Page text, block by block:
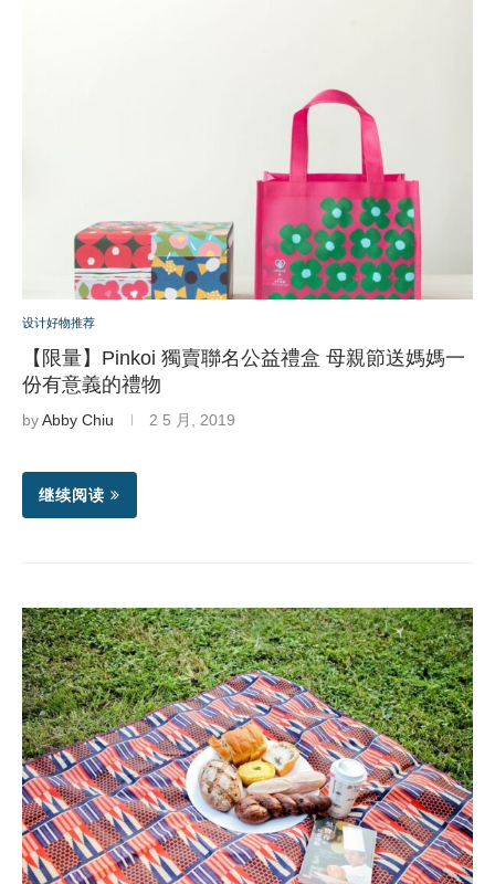
设计好物推荐
【限量】Pinkoi 獨賣聯名公益禮盒 母親節送媽媽一
份有意義的禮物
byAbby Chiu 2 5 月, 2019
继续阅读